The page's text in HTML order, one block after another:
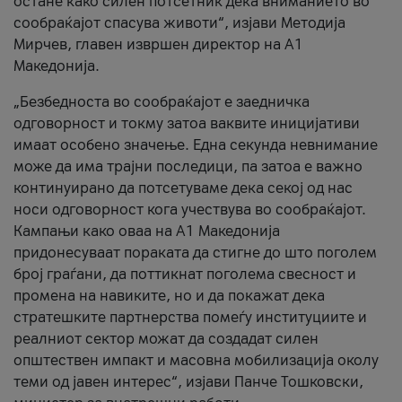
сообраќајот спасува животи“, изјави Методија
Мирчев, главен извршен директор на А1
Македонија.
„Безбедноста во сообраќајот е заедничка
одговорност и токму затоа ваквите иницијативи
имаат особено значење. Една секунда невнимание
може да има трајни последици, па затоа е важно
континуирано да потсетуваме дека секој од нас
носи одговорност кога учествува во сообраќајот.
Кампањи како оваа на A1 Македонија
придонесуваат пораката да стигне до што поголем
број граѓани, да поттикнат поголема свесност и
промена на навиките, но и да покажат дека
стратешките партнерства помеѓу институциите и
реалниот сектор можат да создадат силен
општествен импакт и масовна мобилизација околу
теми од јавен интерес“, изјави Панче Тошковски,